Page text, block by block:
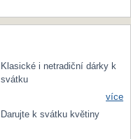
Klasické i netradiční dárky k
svátku
více
Darujte k svátku květiny